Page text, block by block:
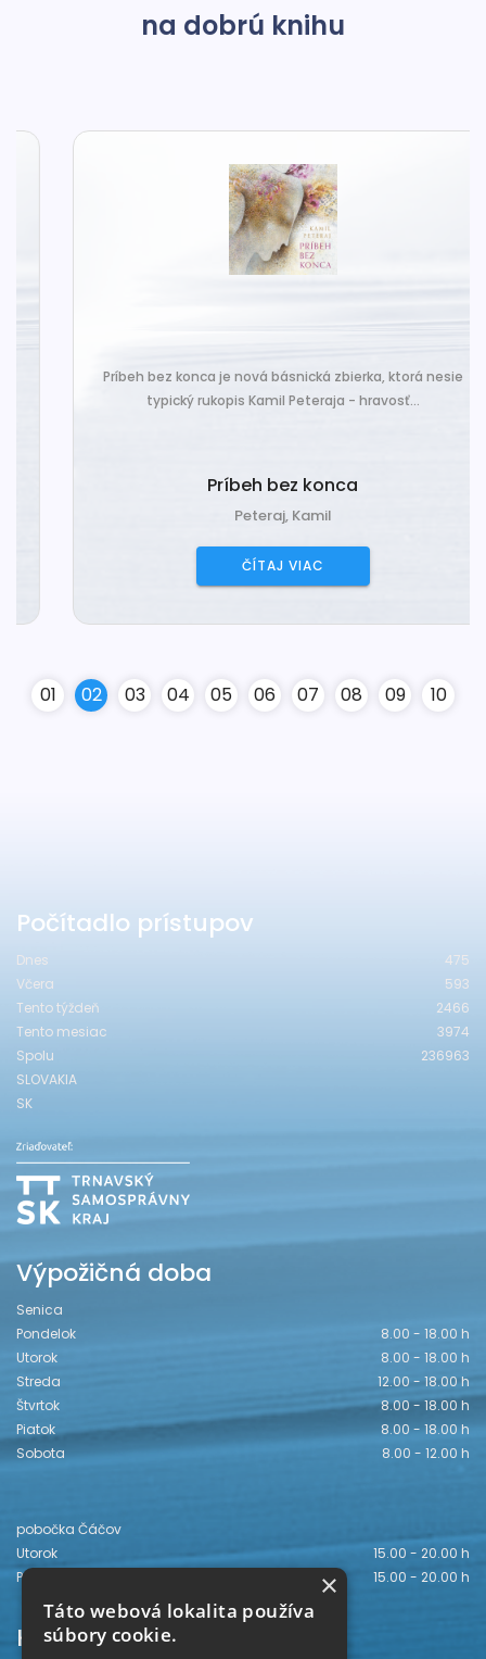
na dobrú knihu
Príbeh bez konca je nová básnická zbierka, ktorá nesie
typický rukopis Kamil Peteraja - hravosť...
Príbeh bez konca
Peteraj, Kamil
ČÍTAJ VIAC
01 02 03 04 05 06 07 08 09 10
Počítadlo prístupov
Dnes
475
Včera
593
Tento týždeň
2466
Tento mesiac
3974
Spolu
236963
SLOVAKIA
SK
Výpožičná doba
Senica
Pondelok
8.00 - 18.00 h
Utorok
8.00 - 18.00 h
Streda
12.00 - 18.00 h
Štvrtok
8.00 - 18.00 h
Piatok
8.00 - 18.00 h
Sobota
8.00 - 12.00 h
pobočka Čáčov
Utorok
15.00 - 20.00 h
Piatok
15.00 - 20.00 h
Kontakt
×
Táto webová lokalita používa
súbory cookie.